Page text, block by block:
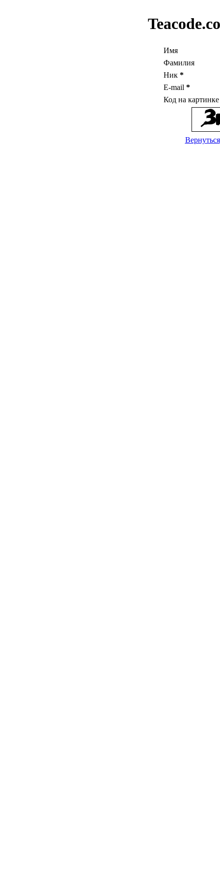
Имя
Фамилия
Ник *
E-mail *
Код на
Вернуться